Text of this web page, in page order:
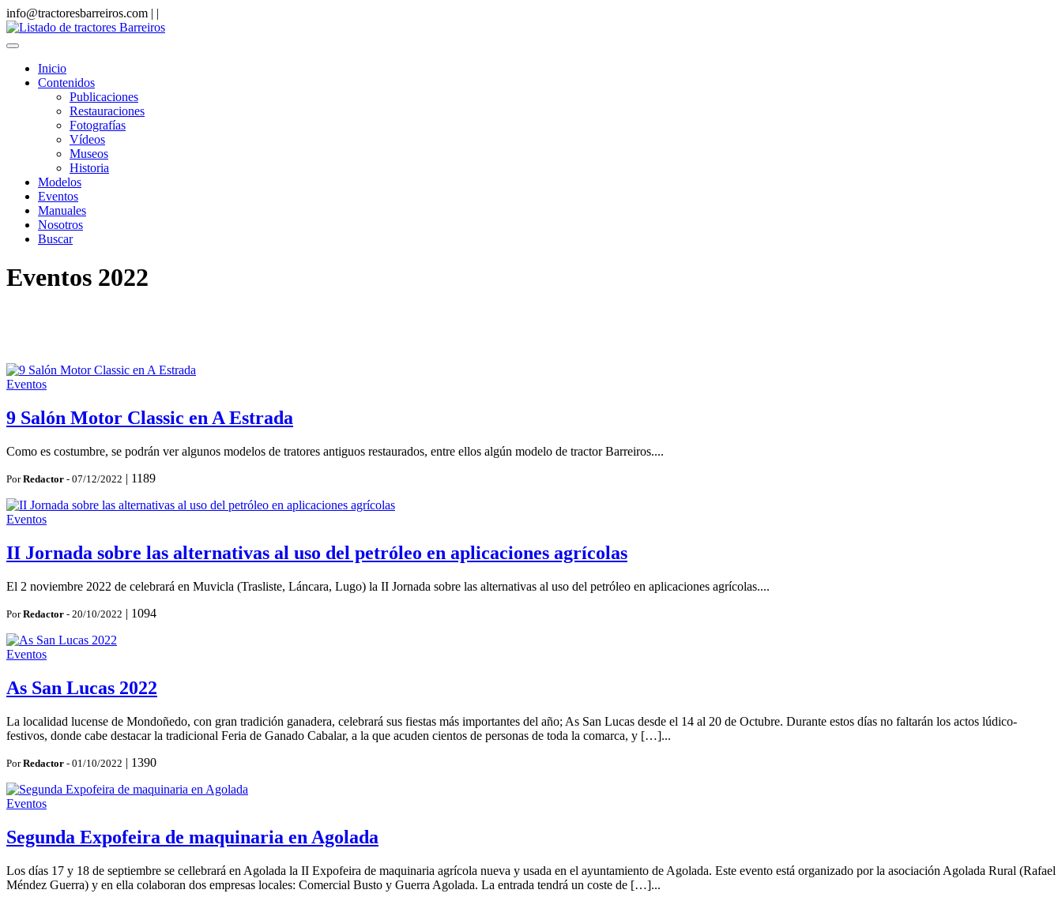
info@tractoresbarreiros.com | |
Inicio
Contenidos
Publicaciones
Restauraciones
Fotografías
Vídeos
Museos
Historia
Modelos
Eventos
Manuales
Nosotros
Buscar
Eventos 2022
Eventos
9 Salón Motor Classic en A Estrada
Como es costumbre, se podrán ver algunos modelos de tratores antiguos restaurados, entre ellos algún modelo de tractor Barreiros....
PorRedactor - 07/12/2022 | 1189
Eventos
II Jornada sobre las alternativas al uso del petróleo en aplicaciones agrícolas
El 2 noviembre 2022 de celebrará en Muvicla (Trasliste, Láncara, Lugo) la II Jornada sobre las alternativas al uso del petróleo en aplicaciones agrícolas....
PorRedactor - 20/10/2022 | 1094
Eventos
As San Lucas 2022
La localidad lucense de Mondoñedo, con gran tradición ganadera, celebrará sus fiestas más importantes del año; As San Lucas desde el 14 al 20 de Octubre. Durante estos días no faltarán los actos lúdico-
festivos, donde cabe destacar la tradicional Feria de Ganado Cabalar, a la que acuden cientos de personas de toda la comarca, y […]...
PorRedactor - 01/10/2022 | 1390
Eventos
Segunda Expofeira de maquinaria en Agolada
Los días 17 y 18 de septiembre se cellebrará en Agolada la II Expofeira de maquinaria agrícola nueva y usada en el ayuntamiento de Agolada. Este evento está organizado por la asociación Agolada Rural (Rafael
Méndez Guerra) y en ella colaboran dos empresas locales: Comercial Busto y Guerra Agolada. La entrada tendrá un coste de […]...